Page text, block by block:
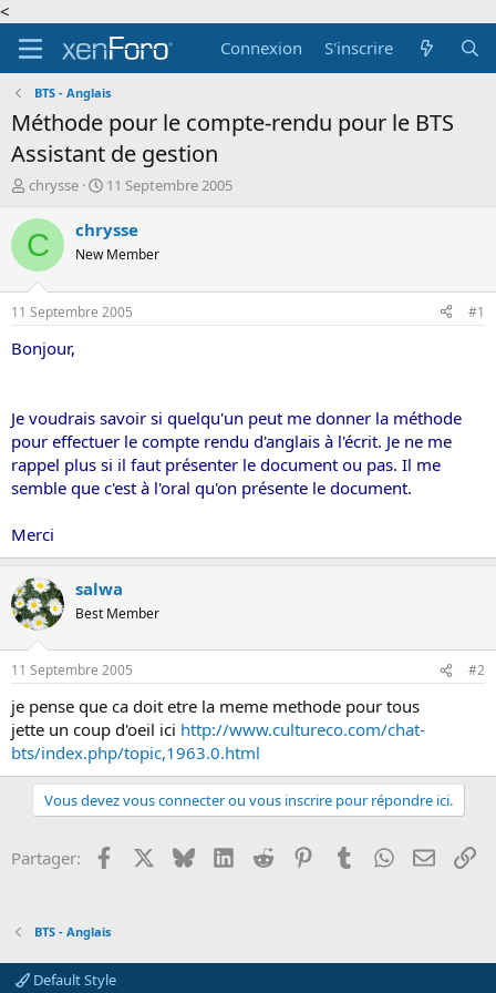
<
Connexion
S'inscrire
BTS - Anglais
Méthode pour le compte-rendu pour le BTS
Assistant de gestion
A
t
e
r
d
e
l
s
c
u
s
o
n
chrysse
D
t
e
d
d
é
11 Septembre 2005
C chrysse
New Member
11 Septembre 2005 #1
Bonjour,
Je voudrais savoir si quelqu'un peut me donner la méthode
pour effectuer le compte rendu d'anglais à l'écrit. Je ne me
rappel plus si il faut présenter le document ou pas. Il me
semble que c'est à l'oral qu'on présente le document.
Merci
salwa
Best Member
11 Septembre 2005 #2
je pense que ca doit etre la meme methode pour tous
jette un coup d'oeil ici http://www.cultureco.com/chat-
bts/index.php/topic,1963.0.html
Vous devez vous connecter ou vous inscrire pour répondre ici.
Partager: Facebook BlueskyLinkedInReddit PinterestTumblrWhatsApp
Email
BTS - Anglais
Default Style